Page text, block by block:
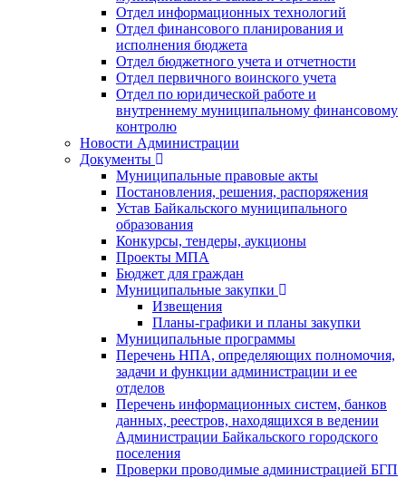
Отдел информационных технологий
Отдел финансового планирования и
исполнения бюджета
Отдел бюджетного учета и отчетности
Отдел первичного воинского учета
Отдел по юридической работе и
внутреннему муниципальному финансовому
контролю
Новости Администрации
Документы
Муниципальные правовые акты
Постановления, решения, распоряжения
Устав Байкальского муниципального
образования
Конкурсы, тендеры, аукционы
Проекты МПА
Бюджет для граждан
Муниципальные закупки
Извещения
Планы-графики и планы закупки
Муниципальные программы
Перечень НПА, определяющих полномочия,
задачи и функции администрации и ее
отделов
Перечень информационных систем, банков
данных, реестров, находящихся в ведении
Администрации Байкальского городского
поселения
Проверки проводимые администрацией БГП